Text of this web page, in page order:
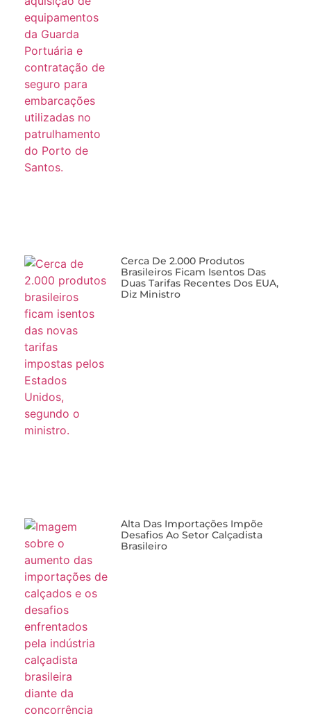
Cerca De 2.000 Produtos
Brasileiros Ficam Isentos Das
Duas Tarifas Recentes Dos EUA,
Diz Ministro
Alta Das Importações Impõe
Desafios Ao Setor Calçadista
Brasileiro